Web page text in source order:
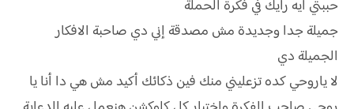
حببتي ايه رايك في فكرة الحملة
جميلة جدا وجديدة مش مصدقة إني دي صاحبة الافكار
الجميلة دي
لا ياروحي كده تزعليني منك فين ذكائك أكيد مش هي دا أنا يا